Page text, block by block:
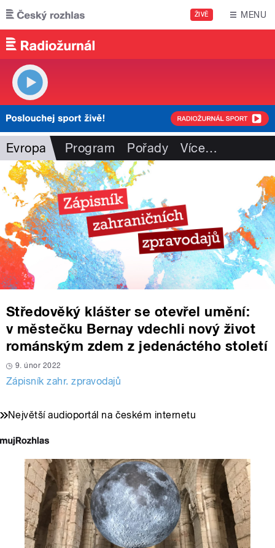
Přejít k hlavnímu obsahu
ŽIVĚ MENU
Evropa Program Pořady Více…
Středověký klášter se otevřel umění:
v městečku Bernay vdechli nový život
románským zdem z jedenáctého století
9. únor 2022
Zápisník zahr. zpravodajů
Největší audioportál na českém internetu